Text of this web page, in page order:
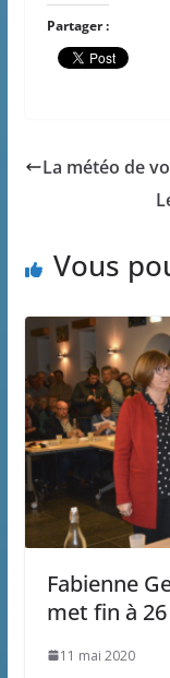
Partager :
La météo de
Vous
Fabienne
met fin à
11 mai 2020